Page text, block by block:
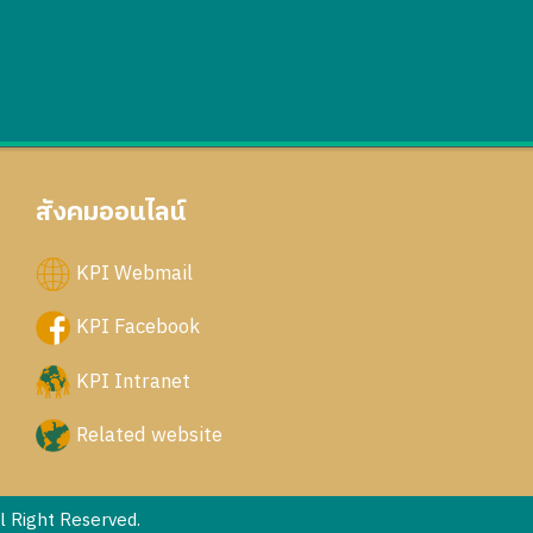
สังคมออนไลน์
KPI Webmail
KPI Facebook
KPI Intranet
Related website
Reserved.